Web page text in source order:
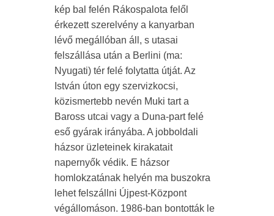
kép bal felén Rákospalota felől
érkezett szerelvény a kanyarban
lévő megállóban áll, s utasai
felszállása után a Berlini (ma:
Nyugati) tér felé folytatta útját. Az
István úton egy szervizkocsi,
közismertebb nevén Muki tart a
Baross utcai vagy a Duna-part felé
eső gyárak irányába. A jobboldali
házsor üzleteinek kirakatait
napernyők védik. E házsor
homlokzatának helyén ma buszokra
lehet felszállni Újpest-Központ
végállomáson. 1986-ban bontották le